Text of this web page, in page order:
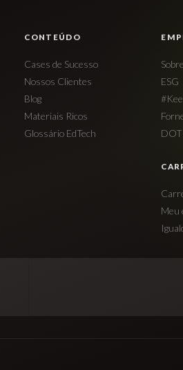
CONTEÚDO
Cases de Sucesso
Nossos Clientes
Blog
Materiais Ricos
Glossário EdTech
ESG
Meu